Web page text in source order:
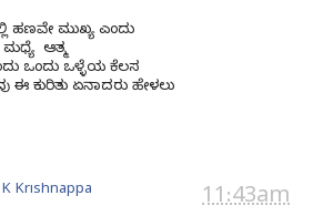
ಹಣವೇ ಮುಖ್ಯ ಎಂದು
ಆತ್ಮ
ಒಂದು ಒಳ್ಳೆಯ ಕೆಲಸ
ಈ ಕುರಿತು ಏನಾದರು ಹೇಳಲು
11:43am
Krishnappa